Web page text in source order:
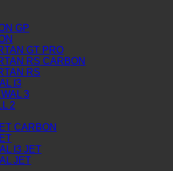
GP
GT PRO
RS CARBON
RS
I3
3
2
CARBON
I3 JET
JET